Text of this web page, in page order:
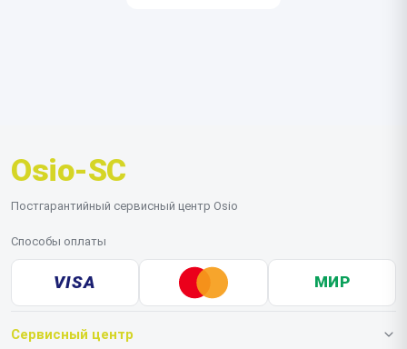
Osio-SC
Постгарантийный сервисный центр Osio
Способы оплаты
VISA МИР
Сервисный центр